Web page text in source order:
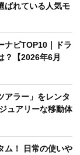
ばれている人気モ
ナビTOP10｜ドラ
？【2026年6月
アラー」をレンタ
ュアリーな移動体
ム！ 日常の使いや